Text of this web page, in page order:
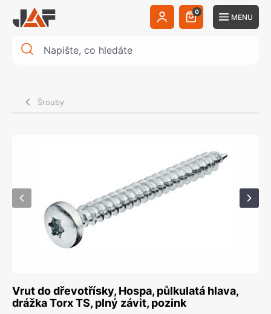
0
MENU
Šrouby
Vrut do dřevotřísky, Hospa, půlkulatá hlava,
drážka Torx TS, plný závit, pozink